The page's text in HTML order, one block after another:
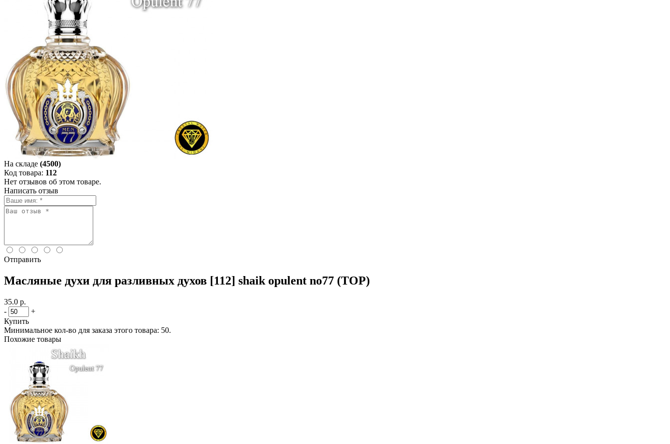
На складе (4500)
Код товара: 112
Нет отзывов об этом товаре.
Написать отзыв
Отправить
Масляные духи для разливных духов [112] shaik opulent no77 (TOP)
35.0 р.
-
+
Купить
Минимальное кол-во для заказа этого товара: 50.
Похожие товары